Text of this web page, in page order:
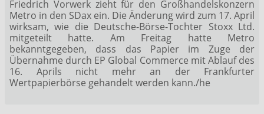
Friedrich Vorwerk zieht für den Großhandelskonzern
Metro in den SDax ein. Die Änderung wird zum 17. April
wirksam, wie die Deutsche-Börse-Tochter Stoxx Ltd.
mitgeteilt hatte. Am Freitag hatte Metro
bekanntgegeben, dass das Papier im Zuge der
Übernahme durch EP Global Commerce mit Ablauf des
16. Aprils nicht mehr an der Frankfurter
Wertpapierbörse gehandelt werden kann./he